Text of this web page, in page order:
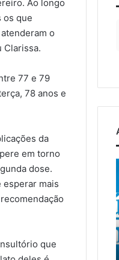
Ao longo
os que
o
Clarissa.
77 e 79
78 anos e
da
em torno
dose.
esperar mais
que
de 2026
e Muçum